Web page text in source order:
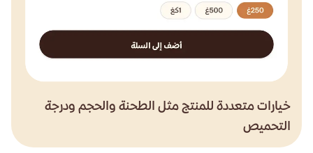
خيارات متعددة للمنتج مثل الطحنة والحجم ودرجة
التحميص